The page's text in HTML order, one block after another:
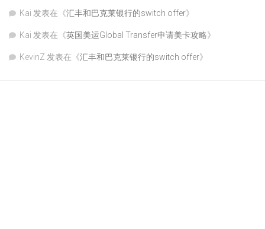
Kai 发表在《汇丰和巴克莱银行的switch offer》
Kai 发表在《英国美运Global Transfer申请美卡攻略》
KevinZ 发表在《汇丰和巴克莱银行的switch offer》